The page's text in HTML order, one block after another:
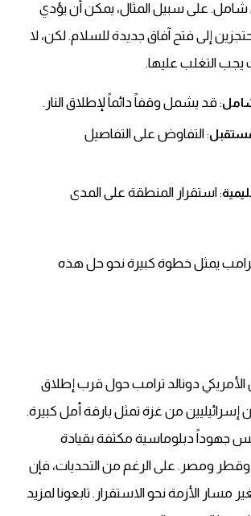
شامل. على سبيل المثال، يمكن أن يؤدي
إلى فتح آفاق جديدة للسلام.لكن، لا
يجب التغلب عليها.
: قد يشمل وقفاً دائماً لإطلاق النار.
: التفاوض على التفاصيل
: استقرار المنطقة على المدى
ترامب يمثل خطوة كبيرة نحو حل هذه
دونالد ترامب حول قرب إطلاق
إسرائيليين من غزة تمثل بارقة أمل كبيرة.
جهوداً دبلوماسية مكثفة بقيادة
وقطر ومصر. على الرغم من التحديات، فإن
مسار الأزمة نحو الاستقرار. تابعونا لمزيد